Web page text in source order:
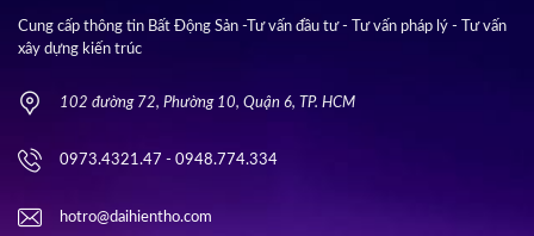
Cung cấp thông tin Bất Động Sản -Tư vấn đầu tư - Tư vấn pháp lý - Tư vấn
xây dựng kiến trúc
102 đường 72, Phường 10, Quận 6, TP. HCM
0973.4321.47 - 0948.774.334
hotro@daihientho.com